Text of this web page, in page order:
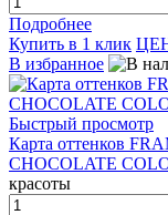
Подробнее
Купить в 1 клик
В избранное
Быстрый просмотр
Карта оттенков
CHOCOLATE
красоты